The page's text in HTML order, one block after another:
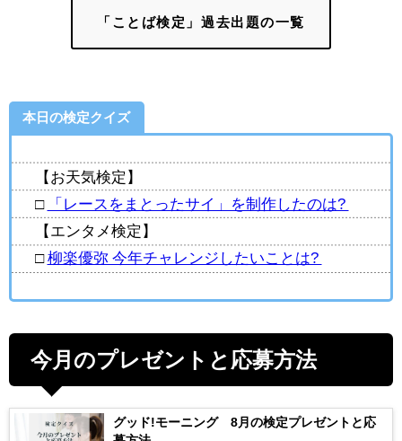
「ことば検定」過去出題の一覧
本日の検定クイズ
【お天気検定】
□
「レースをまとったサイ」を制作したのは?
【エンタメ検定】
□柳楽優弥 今年チャレンジしたいことは?
今月のプレゼントと応募方法
グッド!モーニング 8月の検定プレゼントと応